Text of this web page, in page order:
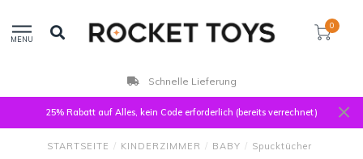
MENU
0
Schnelle Lieferung
25% Rabatt auf Alles, kein Code erforderlich (bereits verrechnet)
STARTSEITE / KINDERZIMMER / BABY / Spucktücher